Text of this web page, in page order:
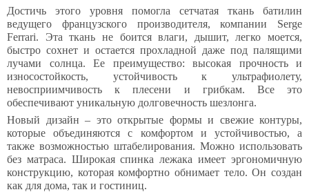
Достичь этого уровня помогла сетчатая ткань батилин
ведущего французского производителя, компании Serge
Ferrari. Эта ткань не боится влаги, дышит, легко моется,
быстро сохнет и остается прохладной даже под палящими
лучами солнца. Ее преимущество: высокая прочность и
износостойкость, устойчивость к ультрафиолету,
невосприимчивость к плесени и грибкам. Все это
обеспечивают уникальную долговечность шезлонга.
Новый дизайн – это открытые формы и свежие контуры,
которые объединяются с комфортом и устойчивостью, а
также возможностью штабелирования. Можно использовать
без матраса. Широкая спинка лежака имеет эргономичную
конструкцию, которая комфортно обнимает тело. Он создан
как для дома, так и гостиниц.